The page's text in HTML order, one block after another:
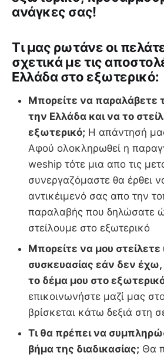
ανάγκες σας!
Tι μας ρωτάνε οι
σχετικά με τις
Ελλάδα στο εξωτερικό:
Μπορείτε να παραλάβετε
την Ελλάδα και να το
εξωτερικό; Η απάντησή
Αφού ολοκληρωθεί η
weship τότε μια απο τις
συνεργαζόμαστε θα έρθει
αντικέιμενό σας απο την
παραλαβής που δηλώσατε
στείλουμε στο εξωτερικό
Μπορείτε να μου στείλετε
συσκευασίας εάν δεν
το δέμα μου στο
επικοινωνήστε μαζί μας
βρίσκεται κάτω δεξιά στη
Τι θα πρέπει να
βήμα της διαδικασίας; Θα